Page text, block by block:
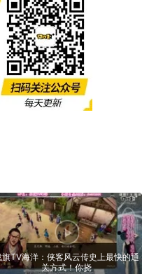
旗TV海洋：侠客风云传史上最快的通
关方式！你挠